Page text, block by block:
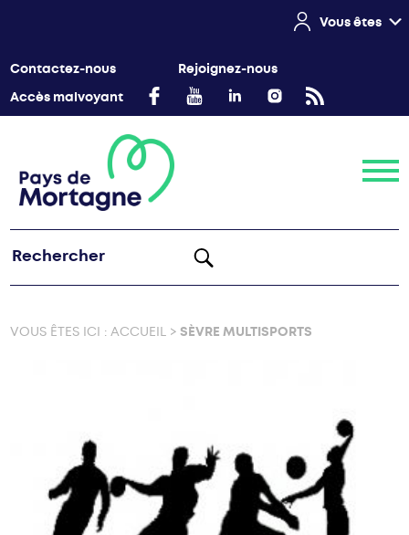
Vous êtes
Contactez-nous
Rejoignez-nous
Accès malvoyant
Menu
VOUS ÊTES ICI :ACCUEIL >SÈVRE MULTISPORTS